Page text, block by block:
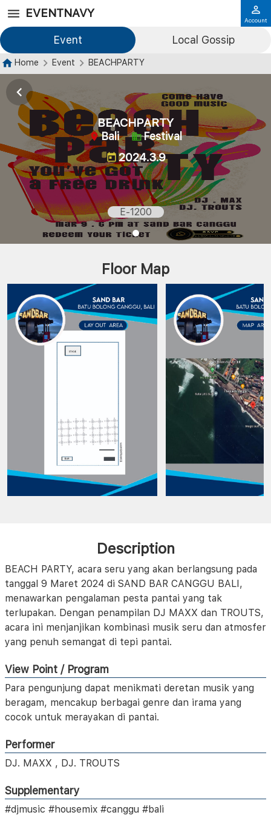
EVENTNAVY
Event Local Gossip
Account
Home Event BEACHPARTY
BEACHPARTY
Bali Festival
2024.3.9
E-1200
Floor Map
Description
BEACH PARTY, acara seru yang akan berlangsung pada
tanggal 9 Maret 2024 di SAND BAR CANGGU BALI,
menawarkan pengalaman pesta pantai yang tak
terlupakan. Dengan penampilan DJ MAXX dan TROUTS,
acara ini menjanjikan kombinasi musik seru dan atmosfer
yang penuh semangat di tepi pantai.
View Point / Program
Para pengunjung dapat menikmati deretan musik yang
beragam, mencakup berbagai genre dan irama yang
cocok untuk merayakan di pantai.
Performer
DJ. MAXX , DJ. TROUTS
Supplementary
#djmusic #housemix #canggu #bali